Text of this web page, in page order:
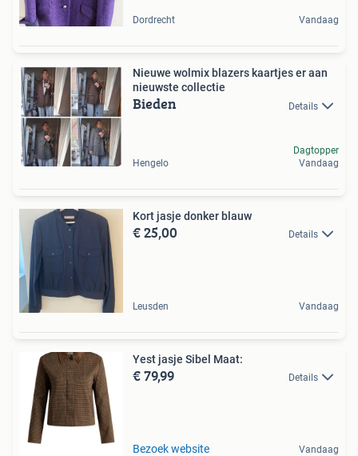
Dordrecht Vandaag
Nieuwe wolmix blazers kaartjes er aan
nieuwste collectie
Bieden Details
Hengelo
Dagtopper
Vandaag
Kort jasje donker blauw
€ 25,00 Details
Leusden Vandaag
Yest jasje Sibel Maat:
€ 79,99 Details
Bezoek website Vandaag